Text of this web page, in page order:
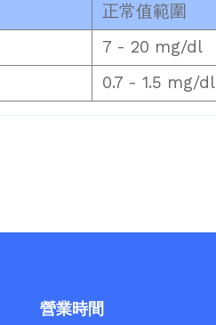
正常值範圍
7 - 20 mg/dl
0.7 - 1.5 mg/dl
營業時間